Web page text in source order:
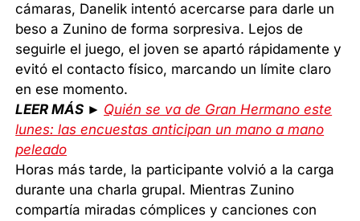
cámaras, Danelik intentó acercarse para darle un
beso a Zunino de forma sorpresiva. Lejos de
seguirle el juego, el joven se apartó rápidamente y
evitó el contacto físico, marcando un límite claro
en ese momento.
LEER MÁS ► Quién se va de Gran Hermano este
lunes: las encuestas anticipan un mano a mano
peleado
Horas más tarde, la participante volvió a la carga
durante una charla grupal. Mientras Zunino
compartía miradas cómplices y canciones con